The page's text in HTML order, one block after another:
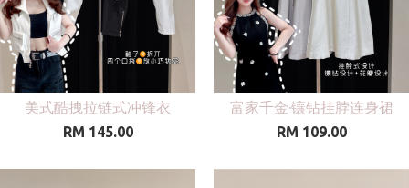
美式酷拽拉链式冲锋衣
RM 145.00
富家千金·镶钻挂脖连身裙
RM 109.00